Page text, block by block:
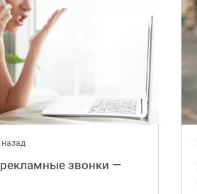
звонки —